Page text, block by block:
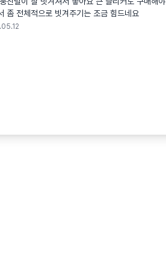
좀 전체적으로 빗겨주기는 조금 힘드네요